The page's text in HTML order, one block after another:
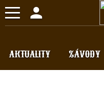
Toggle
navigation
person
ZÁVODY
AKTUALITY